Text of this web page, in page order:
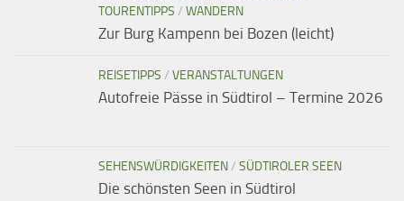
TOURENTIPPS / WANDERN
Zur Burg Kampenn bei Bozen (leicht)
REISETIPPS / VERANSTALTUNGEN
Autofreie Pässe in Südtirol – Termine 2026
SEHENSWÜRDIGKEITEN/ SÜDTIROLER SEEN
Die schönsten Seen in Südtirol